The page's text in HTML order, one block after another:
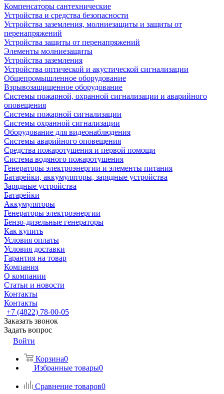
Компенсаторы сантехнические
Устройства и средства безопасности
Устройства заземления, молниезащиты и защиты от
перенапряжений
Устройства защиты от перенапряжений
Элементы молниезащиты
Устройства заземления
Устройства оптической и акустической сигнализации
Общепромышленное оборудование
Взрывозащищенное оборудование
Системы пожарной, охранной сигнализации и аварийного
оповещения
Системы пожарной сигнализации
Системы охранной сигнализации
Оборудование для видеонаблюдения
Системы аварийного оповещения
Средства пожаротушения и первой помощи
Система водяного пожаротушения
Генераторы электроэнергии и элементы питания
Батарейки, аккумуляторы, зарядные устройства
Зарядные устройства
Батарейки
Аккумуляторы
Генераторы электроэнергии
Бензо-дизельные генераторы
Как купить
Условия оплаты
Условия доставки
Гарантия на товар
Компания
О компании
Статьи и новости
Контакты
Контакты
+7 (4822) 78-00-05
Заказать звонок
Задать вопрос
Войти
Корзина0
Избранные товары0
Сравнение товаров0